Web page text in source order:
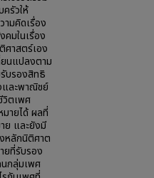
รัวให้
มคิดเรื่อง
มในเรื่อง
ศาสตร์เอง
นแปลงตาม
รับรองสิทธิ
และพาณิชย์
ตเพศ
ายได้ ผลที่
ย และยังมี
หลักนิติศาต
ยที่รับรอง
กลุ่มเพศ